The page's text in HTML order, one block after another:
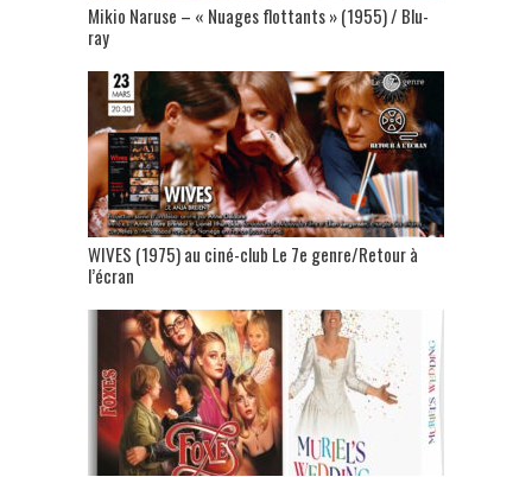
Mikio Naruse – « Nuages flottants » (1955) / Blu-
ray
WIVES (1975) au ciné-club Le 7e genre/Retour à
l’écran